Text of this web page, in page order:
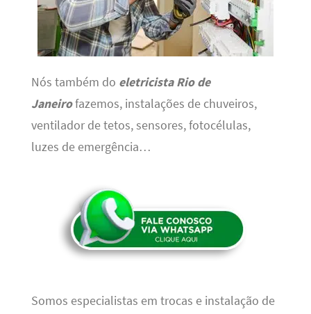
Nós também do eletricista Rio de
Janeirofazemos, instalações de chuveiros,
ventilador de tetos, sensores, fotocélulas,
luzes de emergência…
Somos especialistas em trocas e instalação de